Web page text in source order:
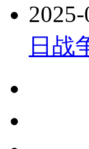
日战